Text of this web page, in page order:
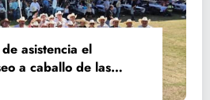
asistencia el
a caballo de las
y Santa Ana